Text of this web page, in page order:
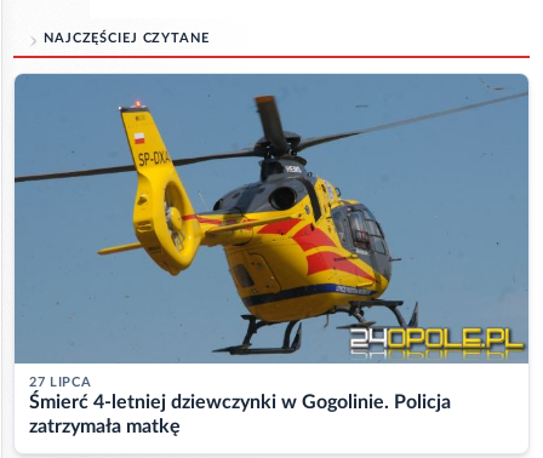
NAJCZĘŚCIEJ CZYTANE
27 LIPCA
Śmierć 4-letniej dziewczynki w Gogolinie. Policja
zatrzymała matkę